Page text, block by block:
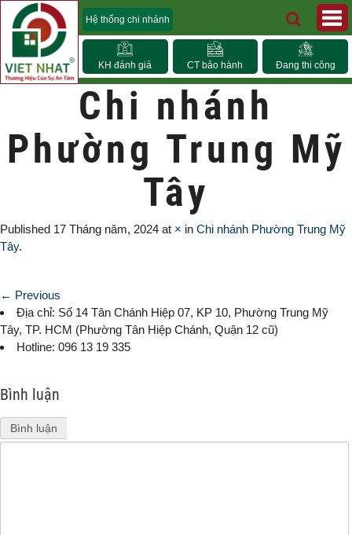
Hệ thống chi nhánh
KH đánh giá CT bảo hành Đang thi công
Chi nhánh
Phường Trung Mỹ
Tây
Published 17 Tháng năm, 2024 at × in Chi nhánh Phường Trung Mỹ
Tây.
← Previous
Địa chỉ: Số 14 Tân Chánh Hiệp 07, KP 10, Phường Trung Mỹ
Tây, TP. HCM (Phường Tân Hiệp Chánh, Quận 12 cũ)
Hotline: 096 13 19 335
Bình luận
Bình luận